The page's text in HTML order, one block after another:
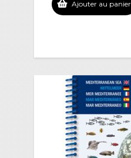
Ajouter au panier